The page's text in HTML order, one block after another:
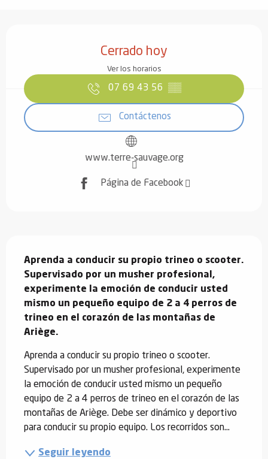
Cerrado hoy
Ver los horarios
07 69 43 56 ▒▒
Contáctenos
www.terre-sauvage.org
Página de Facebook
Aprenda a conducir su propio trineo o scooter.
Supervisado por un musher profesional,
experimente la emoción de conducir usted
mismo un pequeño equipo de 2 a 4 perros de
trineo en el corazón de las montañas de
Ariège.
Aprenda a conducir su propio trineo o scooter.
Supervisado por un musher profesional, experimente
la emoción de conducir usted mismo un pequeño
equipo de 2 a 4 perros de trineo en el corazón de las
montañas de Ariège. Debe ser dinámico y deportivo
para conducir su propio equipo. Los recorridos son...
Seguir leyendo